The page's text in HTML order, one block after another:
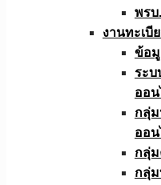
พรบ
งานทะเบี
ข้อมู
ระบ
ออ
กลุ่ม
ออ
กลุ่
กลุ่ม